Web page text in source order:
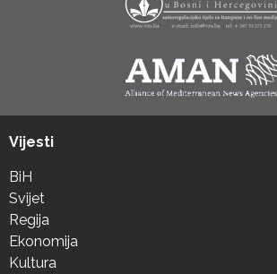
Vijesti
BiH
Svijet
Regija
Ekonomija
Kultura